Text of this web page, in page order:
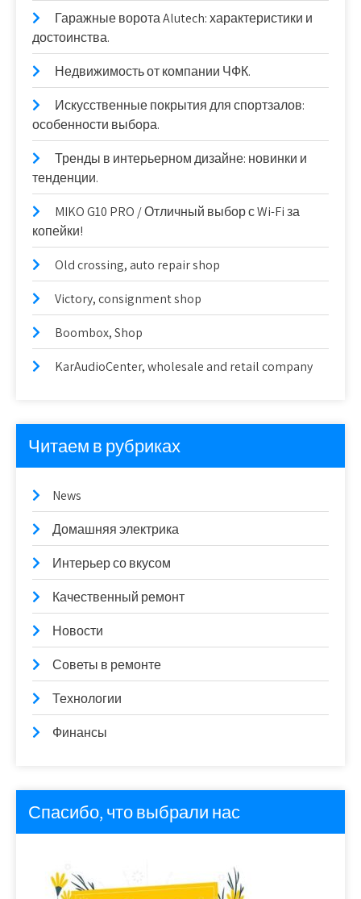
Гаражные ворота Alutech: характеристики и
достоинства.
Недвижимость от компании ЧФК.
Искусственные покрытия для спортзалов:
особенности выбора.
Тренды в интерьерном дизайне: новинки и
тенденции.
MIKO G10 PRO / Отличный выбор с Wi-Fi за
копейки!
Old crossing, auto repair shop
Victory, consignment shop
Boombox, Shop
KarAudioCenter, wholesale and retail company
Читаем в рубриках
News
Домашняя электрика
Интерьер со вкусом
Качественный ремонт
Новости
Советы в ремонте
Технологии
Финансы
Спасибо, что выбрали нас